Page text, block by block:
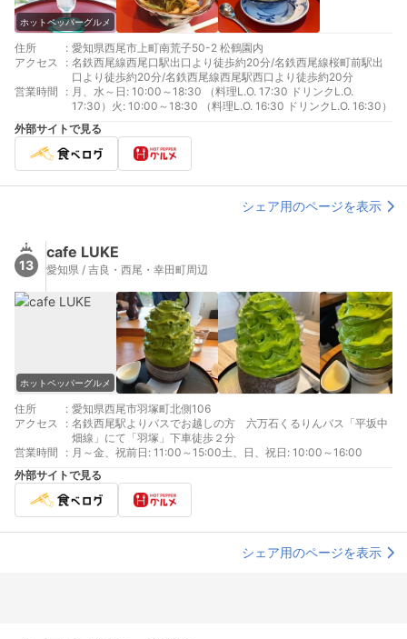
ホットペッパーグルメ
住所 : 愛知県西尾市上町南荒子50-2 松鶴園内
アクセス
: 名鉄西尾線西尾口駅出口より徒歩約20分/名鉄西尾線桜町前駅出
口より徒歩約20分/名鉄西尾線西尾駅西口より徒歩約20分
営業時間
: 月、水～日: 10:00～18:30 （料理L.O. 17:30 ドリンクL.O.
17:30）火: 10:00～18:30 （料理L.O. 16:30 ドリンクL.O. 16:30）
外部サイトで見る
シェア用のページを表示
13
cafe LUKE
愛知県 / 吉良・西尾・幸田町周辺
ホットペッパーグルメ
住所 : 愛知県西尾市羽塚町北側106
アクセス
: 名鉄西尾駅よりバスでお越しの方 六万石くるりんバス「平坂中
畑線」にて「羽塚」下車徒歩２分
営業時間
: 月～金、祝前日: 11:00～15:00土、日、祝日: 10:00～16:00
外部サイトで見る
シェア用のページを表示